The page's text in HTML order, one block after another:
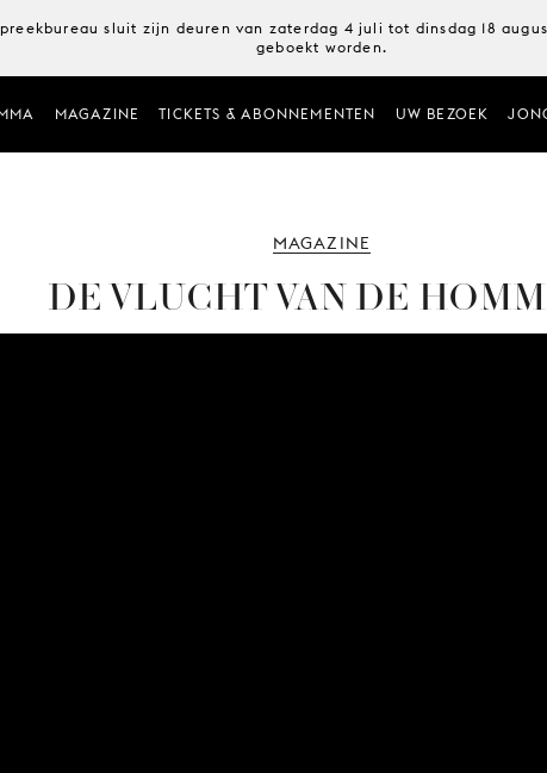
sluit zijn deuren van zaterdag 4 juli tot dinsdag 18
geboekt worden.
MAGAZINE TICKETS & ABONNEMENTEN UW BEZOEK
MAGAZINE
DE VLUCHT VAN DE